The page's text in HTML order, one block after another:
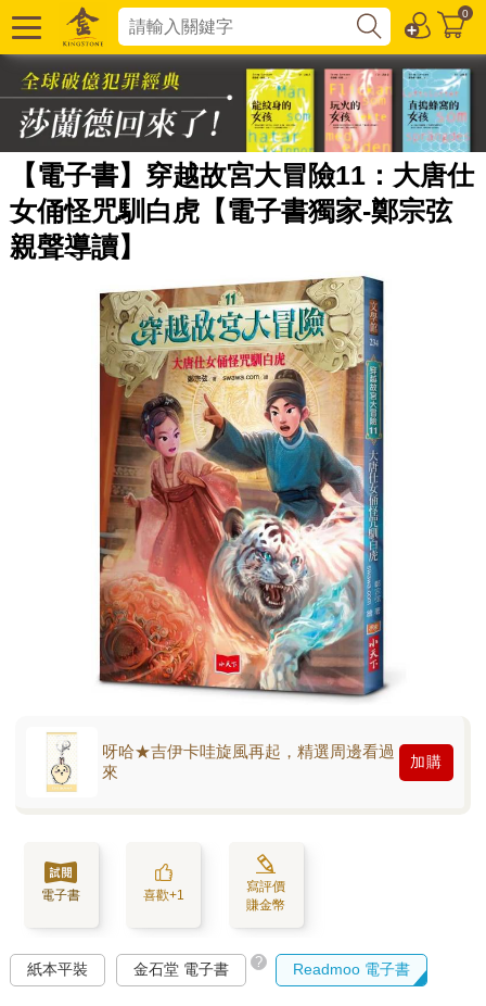
0
【電子書】穿越故宮大冒險11：大唐仕
女俑怪咒馴白虎【電子書獨家-鄭宗弦
親聲導讀】
呀哈★吉伊卡哇旋風再起，精選周邊看過
來
加購
電子書 喜歡+1
寫評價
賺金幣
紙本平裝 金石堂 電子書 ? Readmoo 電子書